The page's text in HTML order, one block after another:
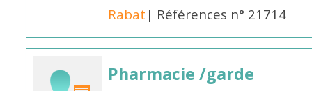
Rabat | Références n° 21714
Pharmacie /garde